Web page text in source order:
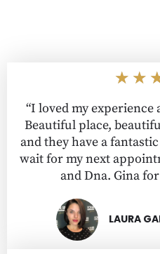
★ ★
“I loved my experience
Beautiful place,
and they have a
wait for my next
and Dna. Gina
LAURA